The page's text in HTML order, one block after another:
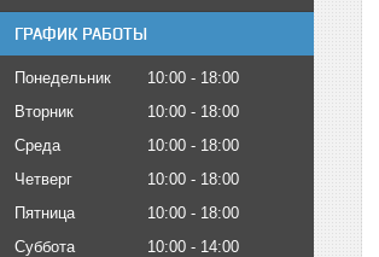
ГРАФИК РАБОТЫ
Понедельник 10:00
18:00
Вторник
10:00
18:00
Среда
10:00
18:00
Четверг
10:00
18:00
Пятница
10:00
18:00
Суббота
10:00
14:00